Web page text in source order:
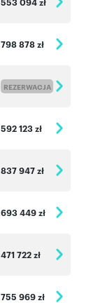
798 878 zł
REZERWACJA
592 123 zł
837 947 zł
693 449 zł
471 722 zł
755 969 zł